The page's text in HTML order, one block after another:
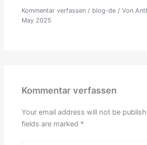
Kommentar verfassen / blog-de / Von
May 2025
Kommentar verfassen
Your email address will not be
fields are marked *